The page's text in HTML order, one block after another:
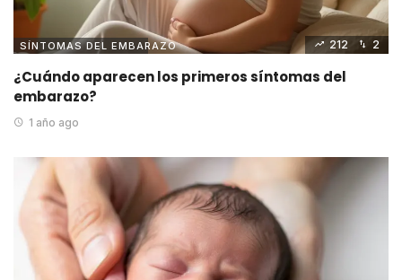
SÍNTOMAS DEL EMBARAZO 212 2
¿Cuándo aparecen los primeros síntomas del
embarazo?
1 año ago